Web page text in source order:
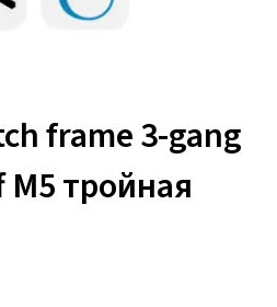
frame 3-gang
М5 тройная